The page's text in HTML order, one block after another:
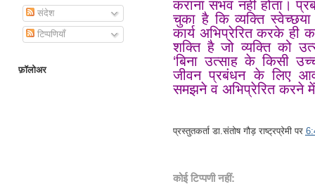
संदेश
टिप्पणियाँ
फ़ॉलोअर
कराना संभव नहीं होता।
चुका है कि व्यक्ति
कार्य अभिप्रेरित करके ही
शक्ति है जो व्यक्ति को
‘बिना उत्साह के किसी
जीवन प्रबंधन के लिए
समझने व अभिप्रेरित करने
प्रस्तुतकर्ताडा.संतोष गौड़ राष्ट्रप्रेमी पर
कोई टिप्पणी नहीं: